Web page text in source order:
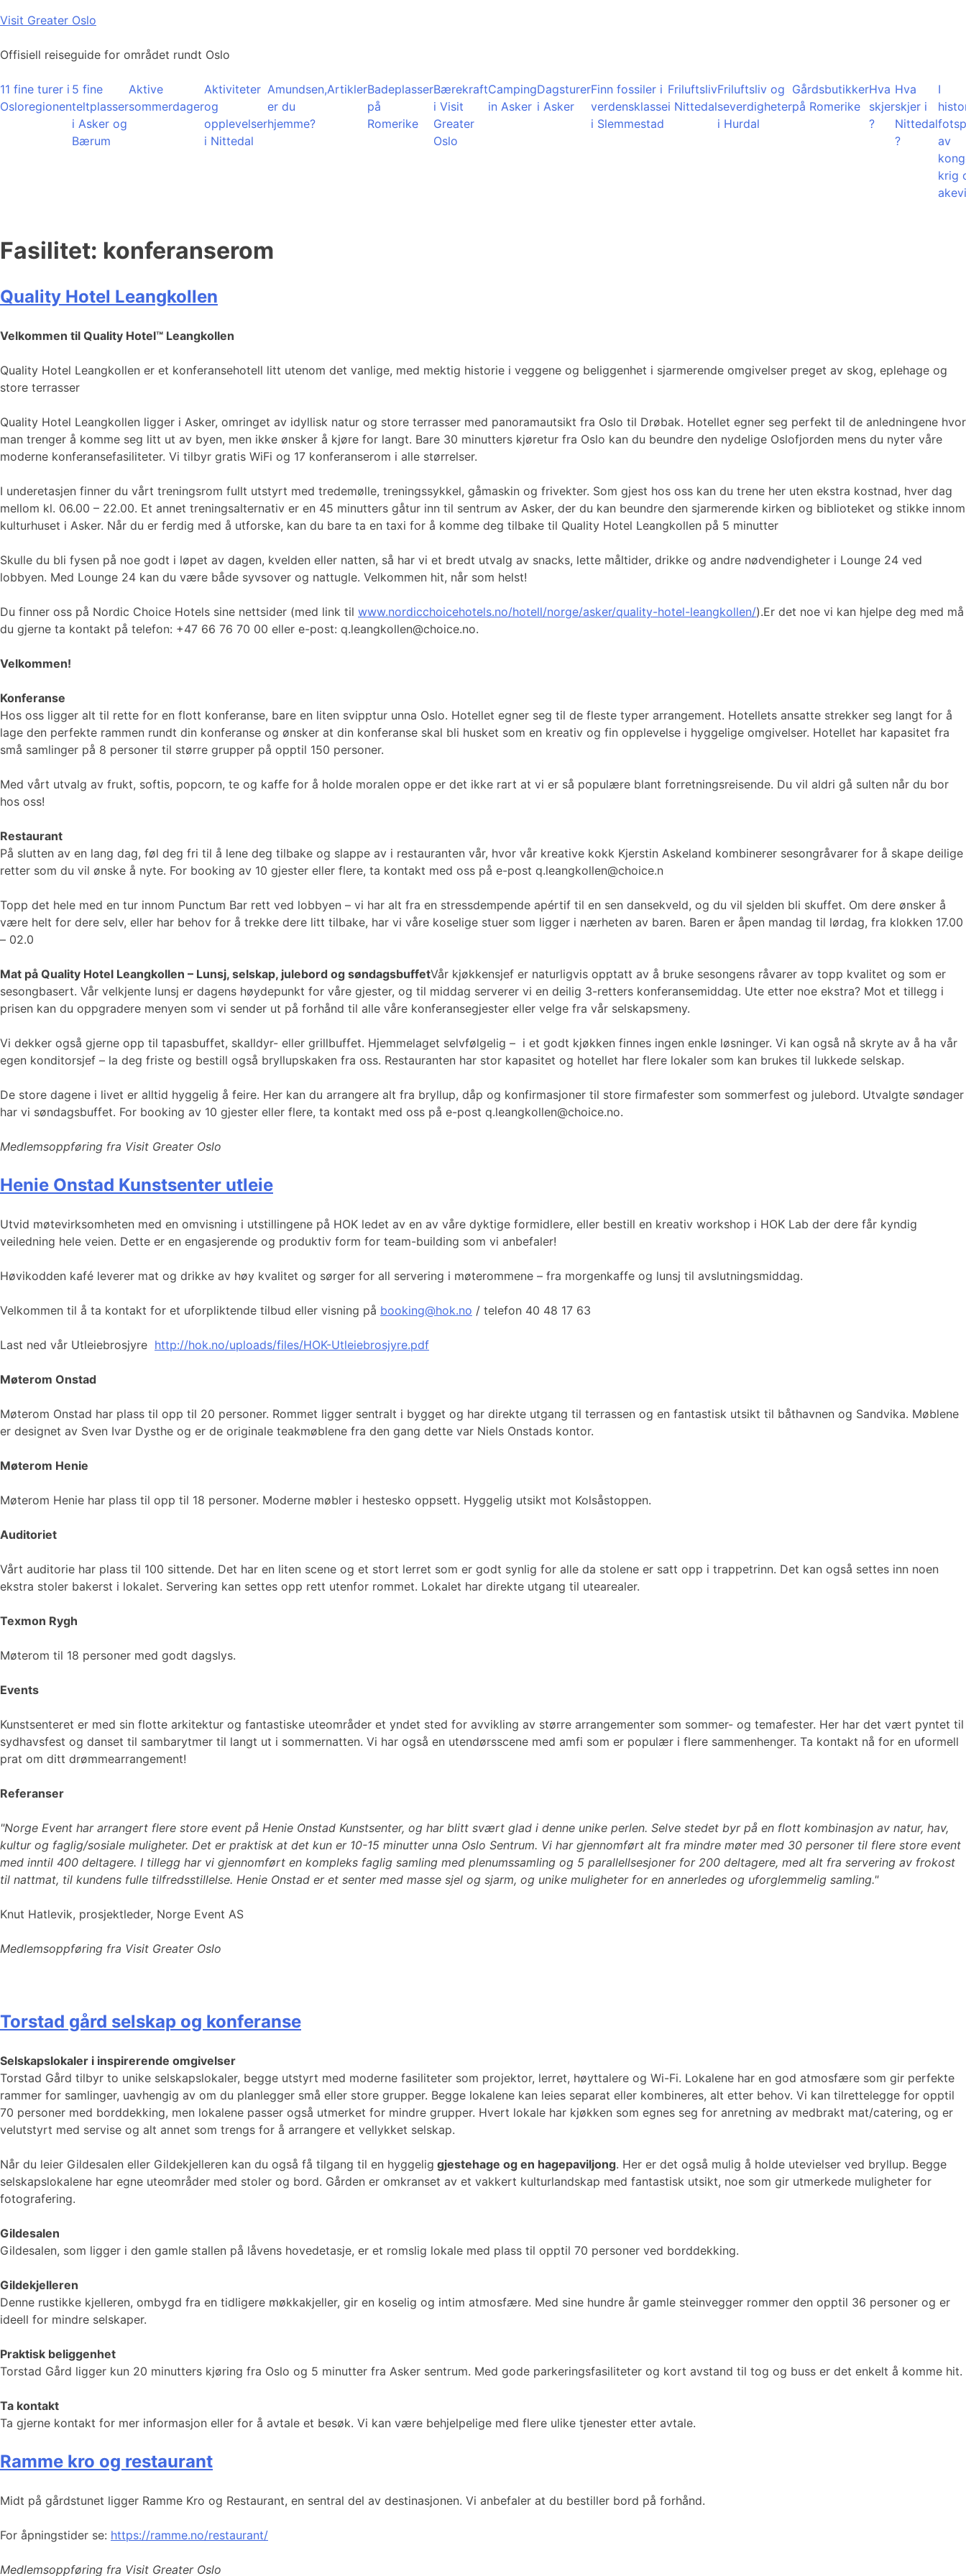
Skip
content
Visit Greater Oslo
Offisiell reiseguide for området rundt Oslo
11 fine turer i
Osloregionen
5 fine
teltplasser
i Asker og
Bærum
Aktive
sommerdager
Aktiviteter
og
opplevelser
i Nittedal
Amundsen,
er du
hjemme?
ArtiklerBadeplasser
på
Romerike
Bærekraft
i Visit
Greater
Oslo
Camping
in Asker
Dagsturer
i Asker
Finn fossiler i
verdensklasse
i Slemmestad
Friluftsliv
i Nittedal
Friluftsliv og
severdigheter
i Hurdal
Gårdsbutikker
på Romerike
Hva
skjer
?
Hva
skjer i
Nittedal
?
I
av
krig
Fasilitet: konferanserom
Quality Hotel Leangkollen
Velkommen til Quality Hotel™ Leangkollen
Quality Hotel Leangkollen er et konferansehotell litt utenom det vanlige, med mektig historie i veggene og beliggenhet i sjarmerende omgivelser preget av skog, eplehage og
store terrasser
Quality Hotel Leangkollen ligger i Asker, omringet av idyllisk natur og store terrasser med panoramautsikt fra Oslo til Drøbak. Hotellet egner seg perfekt til de anledningene hvor
man trenger å komme seg litt ut av byen, men ikke ønsker å kjøre for langt. Bare 30 minutters kjøretur fra Oslo kan du beundre den nydelige Oslofjorden mens du nyter våre
moderne konferansefasiliteter. Vi tilbyr gratis WiFi og 17 konferanserom i alle størrelser.
I underetasjen finner du vårt treningsrom fullt utstyrt med tredemølle, treningssykkel, gåmaskin og frivekter. Som gjest hos oss kan du trene her uten ekstra kostnad, hver dag
mellom kl. 06.00 – 22.00. Et annet treningsalternativ er en 45 minutters gåtur inn til sentrum av Asker, der du kan beundre den sjarmerende kirken og biblioteket og stikke innom
kulturhuset i Asker. Når du er ferdig med å utforske, kan du bare ta en taxi for å komme deg tilbake til Quality Hotel Leangkollen på 5 minutter
Skulle du bli fysen på noe godt i løpet av dagen, kvelden eller natten, så har vi et bredt utvalg av snacks, lette måltider, drikke og andre nødvendigheter i Lounge 24 ved
lobbyen. Med Lounge 24 kan du være både syvsover og nattugle. Velkommen hit, når som helst!
Du finner oss på Nordic Choice Hotels sine nettsider (med link til www.nordicchoicehotels.no/hotell/norge/asker/quality-hotel-leangkollen/).Er det noe vi kan hjelpe deg med må
du gjerne ta kontakt på telefon: +47 66 76 70 00 eller e-post: q.leangkollen@choice.no.
Velkommen!
Konferanse
Hos oss ligger alt til rette for en flott konferanse, bare en liten svipptur unna Oslo. Hotellet egner seg til de fleste typer arrangement. Hotellets ansatte strekker seg langt for å
lage den perfekte rammen rundt din konferanse og ønsker at din konferanse skal bli husket som en kreativ og fin opplevelse i hyggelige omgivelser. Hotellet har kapasitet fra
små samlinger på 8 personer til større grupper på opptil 150 personer.
Med vårt utvalg av frukt, softis, popcorn, te og kaffe for å holde moralen oppe er det ikke rart at vi er så populære blant forretningsreisende. Du vil aldri gå sulten når du bor
hos oss!
Restaurant
På slutten av en lang dag, føl deg fri til å lene deg tilbake og slappe av i restauranten vår, hvor vår kreative kokk Kjerstin Askeland kombinerer sesongråvarer for å skape deilige
retter som du vil ønske å nyte. For booking av 10 gjester eller flere, ta kontakt med oss på e-post q.leangkollen@choice.n
Topp det hele med en tur innom Punctum Bar rett ved lobbyen – vi har alt fra en stressdempende apértif til en sen dansekveld, og du vil sjelden bli skuffet. Om dere ønsker å
være helt for dere selv, eller har behov for å trekke dere litt tilbake, har vi våre koselige stuer som ligger i nærheten av baren. Baren er åpen mandag til lørdag, fra klokken 17.00
– 02.0
Mat på Quality Hotel Leangkollen – Lunsj, selskap, julebord og søndagsbuffetVår kjøkkensjef er naturligvis opptatt av å bruke sesongens råvarer av topp kvalitet og som er
sesongbasert. Vår velkjente lunsj er dagens høydepunkt for våre gjester, og til middag serverer vi en deilig 3-retters konferansemiddag. Ute etter noe ekstra? Mot et tillegg i
prisen kan du oppgradere menyen som vi sender ut på forhånd til alle våre konferansegjester eller velge fra vår selskapsmeny.
Vi dekker også gjerne opp til tapasbuffet, skalldyr- eller grillbuffet. Hjemmelaget selvfølgelig – i et godt kjøkken finnes ingen enkle løsninger. Vi kan også nå skryte av å ha vår
egen konditorsjef – la deg friste og bestill også bryllupskaken fra oss. Restauranten har stor kapasitet og hotellet har flere lokaler som kan brukes til lukkede selskap.
De store dagene i livet er alltid hyggelig å feire. Her kan du arrangere alt fra bryllup, dåp og konfirmasjoner til store firmafester som sommerfest og julebord. Utvalgte søndager
har vi søndagsbuffet. For booking av 10 gjester eller flere, ta kontakt med oss på e-post q.leangkollen@choice.no.
Medlemsoppføring fra Visit Greater Oslo
Henie Onstad Kunstsenter utleie
Utvid møtevirksomheten med en omvisning i utstillingene på HOK ledet av en av våre dyktige formidlere, eller bestill en kreativ workshop i HOK Lab der dere får kyndig
veiledning hele veien. Dette er en engasjerende og produktiv form for team-building som vi anbefaler!
Høvikodden kafé leverer mat og drikke av høy kvalitet og sørger for all servering i møterommene – fra morgenkaffe og lunsj til avslutningsmiddag.
Velkommen til å ta kontakt for et uforpliktende tilbud eller visning på booking@hok.no / telefon 40 48 17 63
Last ned vår Utleiebrosjyre http://hok.no/uploads/files/HOK-Utleiebrosjyre.pdf
Møterom Onstad
Møterom Onstad har plass til opp til 20 personer. Rommet ligger sentralt i bygget og har direkte utgang til terrassen og en fantastisk utsikt til båthavnen og Sandvika. Møblene
er designet av Sven Ivar Dysthe og er de originale teakmøblene fra den gang dette var Niels Onstads kontor.
Møterom Henie
Møterom Henie har plass til opp til 18 personer. Moderne møbler i hestesko oppsett. Hyggelig utsikt mot Kolsåstoppen.
Auditoriet
Vårt auditorie har plass til 100 sittende. Det har en liten scene og et stort lerret som er godt synlig for alle da stolene er satt opp i trappetrinn. Det kan også settes inn noen
ekstra stoler bakerst i lokalet. Servering kan settes opp rett utenfor rommet. Lokalet har direkte utgang til utearealer.
Texmon Rygh
Møterom til 18 personer med godt dagslys.
Events
Kunstsenteret er med sin flotte arkitektur og fantastiske uteområder et yndet sted for avvikling av større arrangementer som sommer- og temafester. Her har det vært pyntet til
sydhavsfest og danset til sambarytmer til langt ut i sommernatten. Vi har også en utendørsscene med amfi som er populær i flere sammenhenger. Ta kontakt nå for en uformell
prat om ditt drømmearrangement!
Referanser
"Norge Event har arrangert flere store event på Henie Onstad Kunstsenter, og har blitt svært glad i denne unike perlen. Selve stedet byr på en flott kombinasjon av natur, hav,
kultur og faglig/sosiale muligheter. Det er praktisk at det kun er 10-15 minutter unna Oslo Sentrum. Vi har gjennomført alt fra mindre møter med 30 personer til flere store event
med inntil 400 deltagere. I tillegg har vi gjennomført en kompleks faglig samling med plenumssamling og 5 parallellsesjoner for 200 deltagere, med alt fra servering av frokost
til nattmat, til kundens fulle tilfredsstillelse. Henie Onstad er et senter med masse sjel og sjarm, og unike muligheter for en annerledes og uforglemmelig samling."
Knut Hatlevik, prosjektleder, Norge Event AS
Medlemsoppføring fra Visit Greater Oslo
Torstad gård selskap og konferanse
Selskapslokaler i inspirerende omgivelser
Torstad Gård tilbyr to unike selskapslokaler, begge utstyrt med moderne fasiliteter som projektor, lerret, høyttalere og Wi-Fi. Lokalene har en god atmosfære som gir perfekte
rammer for samlinger, uavhengig av om du planlegger små eller store grupper. Begge lokalene kan leies separat eller kombineres, alt etter behov. Vi kan tilrettelegge for opptil
70 personer med borddekking, men lokalene passer også utmerket for mindre grupper. Hvert lokale har kjøkken som egnes seg for anretning av medbrakt mat/catering, og er
velutstyrt med servise og alt annet som trengs for å arrangere et vellykket selskap.
Når du leier Gildesalen eller Gildekjelleren kan du også få tilgang til en hyggelig gjestehage og en hagepaviljong. Her er det også mulig å holde utevielser ved bryllup. Begge
selskapslokalene har egne uteområder med stoler og bord. Gården er omkranset av et vakkert kulturlandskap med fantastisk utsikt, noe som gir utmerkede muligheter for
fotografering.
Gildesalen
Gildesalen, som ligger i den gamle stallen på låvens hovedetasje, er et romslig lokale med plass til opptil 70 personer ved borddekking.
Gildekjelleren
Denne rustikke kjelleren, ombygd fra en tidligere møkkakjeller, gir en koselig og intim atmosfære. Med sine hundre år gamle steinvegger rommer den opptil 36 personer og er
ideell for mindre selskaper.
Praktisk beliggenhet
Torstad Gård ligger kun 20 minutters kjøring fra Oslo og 5 minutter fra Asker sentrum. Med gode parkeringsfasiliteter og kort avstand til tog og buss er det enkelt å komme hit.
Ta kontakt
Ta gjerne kontakt for mer informasjon eller for å avtale et besøk. Vi kan være behjelpelige med flere ulike tjenester etter avtale.
Ramme kro og restaurant
Midt på gårdstunet ligger Ramme Kro og Restaurant, en sentral del av destinasjonen. Vi anbefaler at du bestiller bord på forhånd.
For åpningstider se: https://ramme.no/restaurant/
Medlemsoppføring fra Visit Greater Oslo